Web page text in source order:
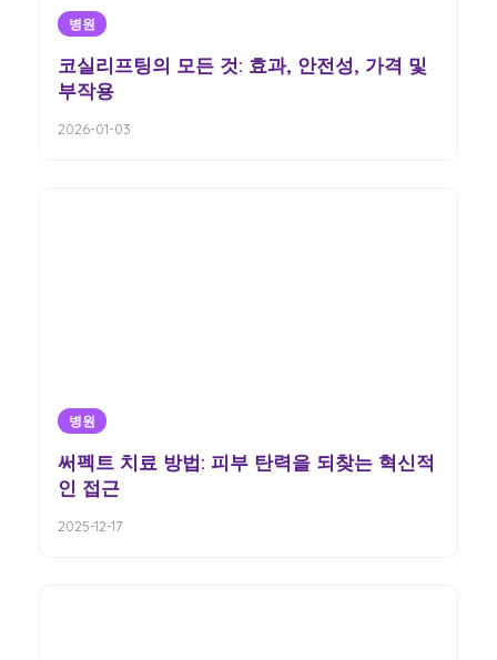
병원
코실리프팅의 모든 것: 효과, 안전성, 가격 및
부작용
2026-01-03
병원
써펙트 치료 방법: 피부 탄력을 되찾는 혁신적
인 접근
2025-12-17